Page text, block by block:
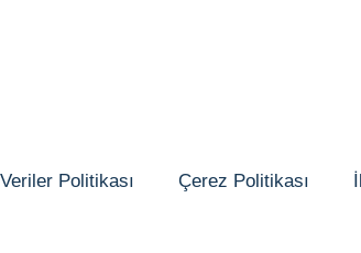
Politikası Çerez Politikası